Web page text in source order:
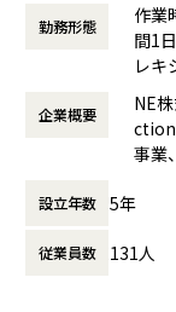
再現性ある仕組み
度な設計・実装力
事業のスケーラビ
きたいと考えてい
【業務の変更の範
1．商談も伴うネ
成長するEC市場
化し、既存のパッ
えています。そこ
タをもったAPIを
ューション提供を
ーションを通じ、
勤務形態
作業
間1
レキ
働き
時間
時間）
休憩
企業概要
NE
事業
るこ
設立年数 5年
従業員数 131人